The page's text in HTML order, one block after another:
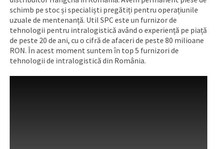
schimb pe stoc și specialiști pregătiți pentru operațiunile
uzuale de mentenanță. Util SPC este un furnizor de
tehnologii pentru intralogistică având o experiență pe piață
de peste 20 de ani, cu o cifră de afaceri de peste 80 milioane
RON. În acest moment suntem în top 5 furnizori de
tehnologii de intralogistică din România.